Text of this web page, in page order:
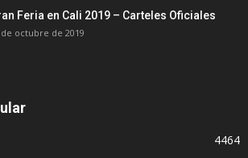
Feria en Cali 2019 – Carteles Oficiales
octubre de 2019
4464